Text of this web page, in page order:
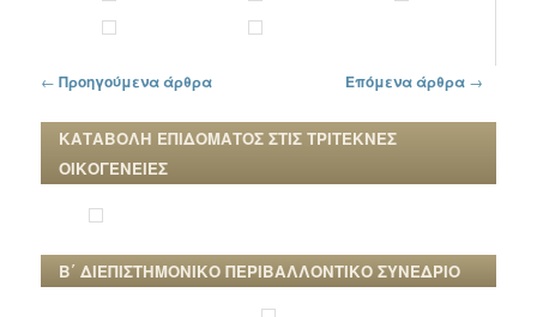
Πλοήγηση στα άρθρα
← Προηγούμενα άρθρα Επόμενα άρθρα →
ΚΑΤΑΒΟΛΗ ΕΠΙΔΟΜΑΤΟΣ ΣΤΙΣ ΤΡΙΤΕΚΝΕΣ
ΟΙΚΟΓΕΝΕΙΕΣ
Β΄ ΔΙΕΠΙΣΤΗΜΟΝΙΚΟ ΠΕΡΙΒΑΛΛΟΝΤΙΚΟ ΣΥΝΕΔΡΙΟ